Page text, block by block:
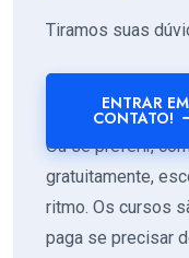
Tiramos suas
ENTRAR EM
CONTATO!
Ou se preferir,
gratuitamente,
ritmo. Os cursos
paga se precisar